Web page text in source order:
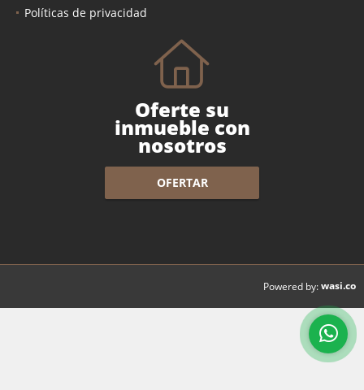
Políticas de privacidad
Oferte su
inmueble con
nosotros
OFERTAR
Powered by:wasi.co